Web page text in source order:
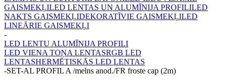
GAISMEKĻILED LENTAS UN ALUMĪNIJA PROFILILED
NAKTS GAISMEKĻIDEKORATĪVIE GAISMEKĻILED
LINEĀRIE GAISMEKĻI
-
LED LENTU ALUMĪNIJA PROFILI
LED VIENA TOŅA LENTASRGB LED
LENTASHERMĒTISKĀS LED LENTAS
-SET-AL PROFIL A /melns anod./FR froste cap (2m)